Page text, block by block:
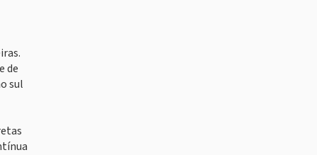
de
sul